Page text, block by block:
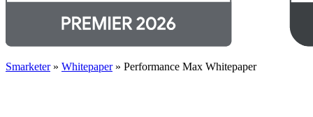
Smarketer» Whitepaper» Performance Max Whitepaper